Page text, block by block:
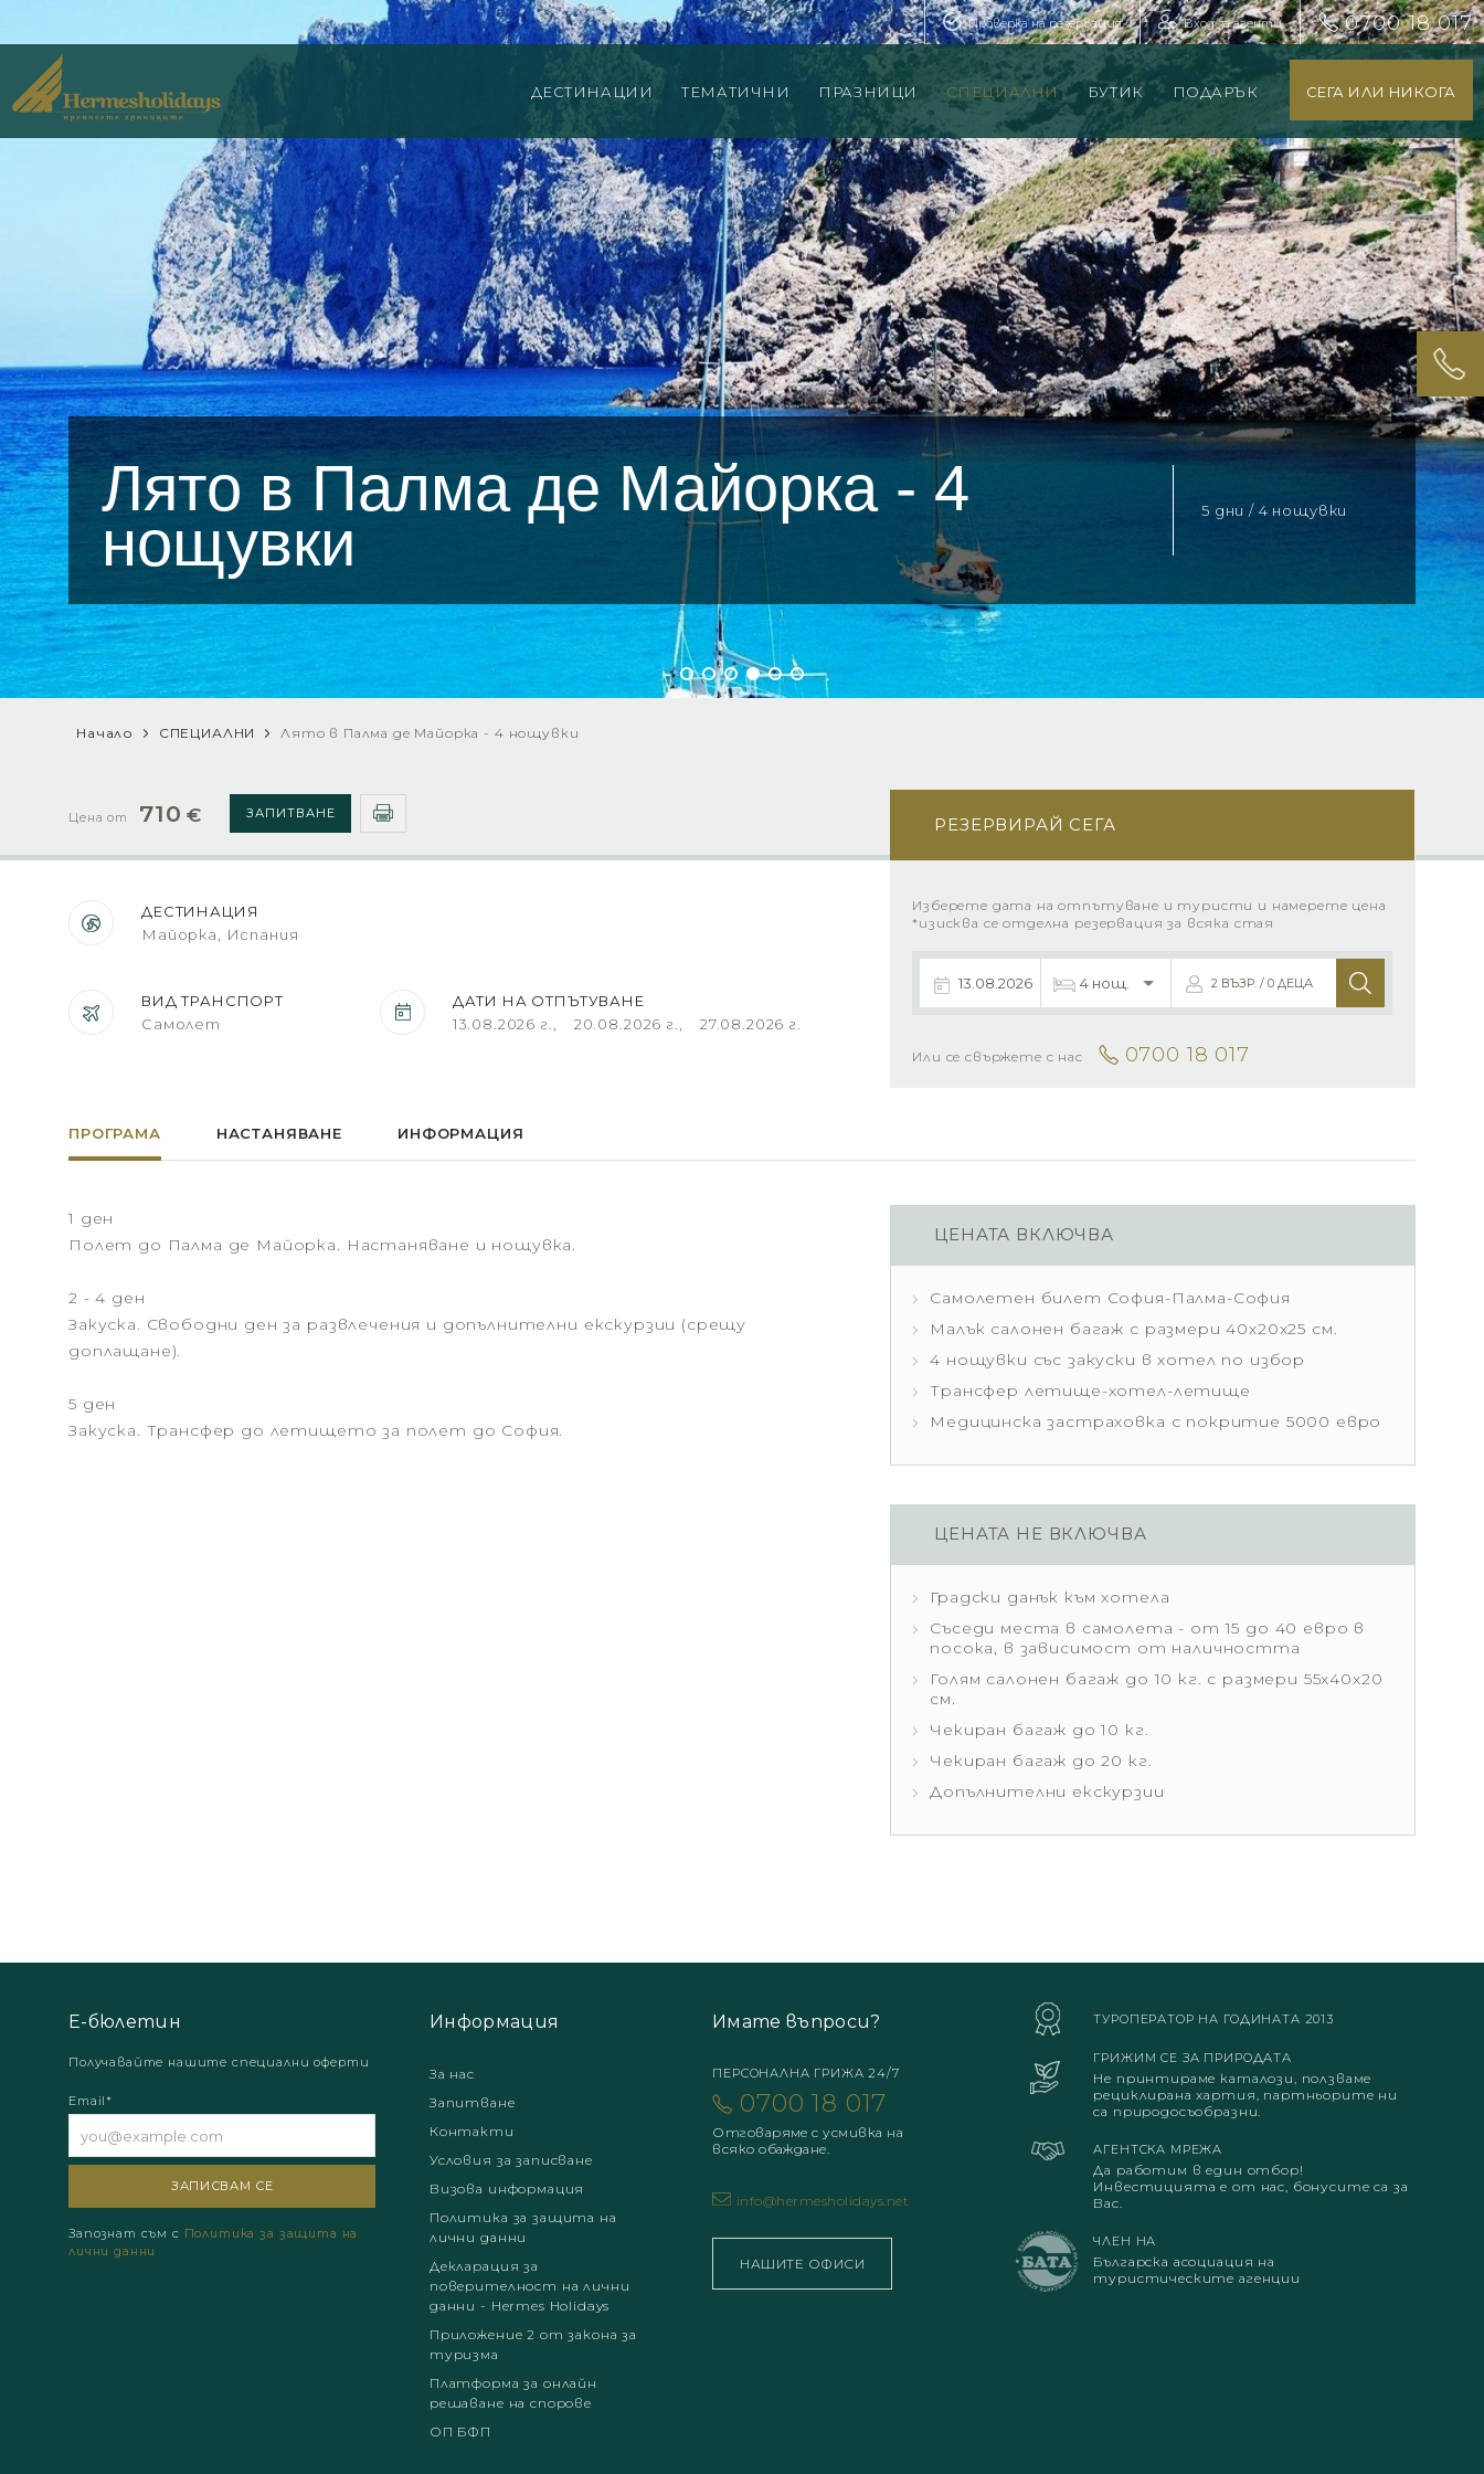
0700 18 017
Вход за агенти
Проверка на резервация
СЕГА ИЛИ НИКОГА
ДЕСТИНАЦИИ ТЕМАТИЧНИ ПРАЗНИЦИ СПЕЦИАЛНИ БУТИК ПОДАРЪК
Лято в Палма де Майорка - 4
нощувки 5 дни / 4 нощувки
Начало СПЕЦИАЛНИ Лято в Палма де Майорка - 4 нощувки
Цена от 710 € ЗАПИТВАНЕ
ДЕСТИНАЦИЯ
Майорка, Испания
ВИД ТРАНСПОРТ
Самолет
ДАТИ НА ОТПЪТУВАНЕ
13.08.2026 г., 20.08.2026 г., 27.08.2026 г.
РЕЗЕРВИРАЙ СЕГА
Изберете дата на отпътуване и туристи и намерете цена
*изисква се отделна резервация за всяка стая
2 ВЪЗР. / 0 ДЕЦА
Или се свържете с нас 0700 18 017
ПРОГРАМА НАСТАНЯВАНЕ ИНФОРМАЦИЯ
1 ден
Полет до Палма де Майорка. Настаняване и нощувка.
2 - 4 ден
Закуска. Свободни ден за развлечения и допълнителни екскурзии (срещу
доплащане).
5 ден
Закуска. Трансфер до летището за полет до София.
ЦЕНАТА ВКЛЮЧВА
Самолетен билет София-Палма-София
Малък салонен багаж с размери 40х20х25 см.
4 нощувки със закуски в хотел по избор
Трансфер летище-хотел-летище
Медицинска застраховка с покритие 5000 евро
ЦЕНАТА НЕ ВКЛЮЧВА
Градски данък към хотела
Съседи места в самолета - от 15 до 40 евро в
посока, в зависимост от наличността
Голям салонен багаж до 10 кг. с размери 55х40х20
см.
Чекиран багаж до 10 кг.
Чекиран багаж до 20 кг.
Допълнителни екскурзии
Е-бюлетин
Получавайте нашите специални оферти
Email*
Запознат съм с Политика за защита на
лични данни
Информация
За нас
Запитване
Контакти
Условия за записване
Визова информация
Политика за защита на
лични данни
Декларация за
поверителност на лични
данни - Hermes Holidays
Приложение 2 от закона за
туризма
Платформа за онлайн
решаване на спорове
ОП БФП
Имате въпроси?
ПЕРСОНАЛНА ГРИЖА 24/7
0700 18 017
Отговаряме с усмивка на
всяко обаждане.
info@hermesholidays.net
НАШИТЕ ОФИСИ
ТУРОПЕРАТОР НА ГОДИНАТА 2013
ГРИЖИМ СЕ ЗА ПРИРОДАТА
Не принтираме каталози, ползваме
рециклирана хартия, партньорите ни
са природосъобразни.
АГЕНТСКА МРЕЖА
Да работим в един отбор!
Инвестицията е от нас, бонусите са за
Вас.
ЧЛЕН НА
Българска асоциация на
туристическите агенции